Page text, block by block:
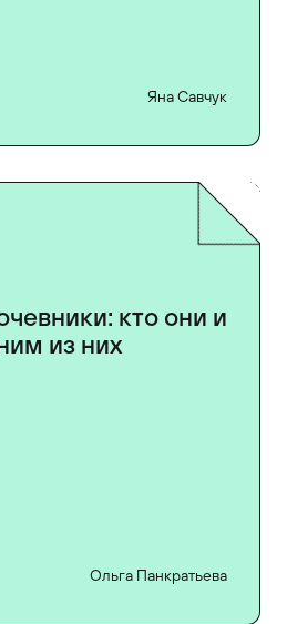
Яна Савчук
кто они и
из них
Ольга Панкратьева